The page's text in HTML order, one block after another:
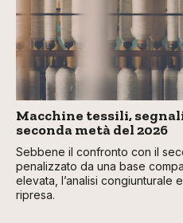
Macchine tessili,
seconda metà del 2026
Sebbene il confronto con il
penalizzato da una base
elevata, l’analisi congiunturale
ripresa.